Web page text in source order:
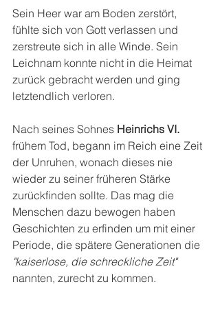
Sein Heer war am Boden zerstört,
fühlte sich von Gott verlassen und
zerstreute sich in alle Winde. Sein
Leichnam konnte nicht in die Heimat
zurück gebracht werden und ging
letztendlich verloren.
Nach seines Sohnes Heinrichs VI.
frühem Tod, begann im Reich eine Zeit
der Unruhen, wonach dieses nie
wieder zu seiner früheren Stärke
zurückfinden sollte. Das mag die
Menschen dazu bewogen haben
Geschichten zu erfinden um mit einer
Periode, die spätere Generationen die
"kaiserlose, die schreckliche Zeit"
nannten, zurecht zu kommen.